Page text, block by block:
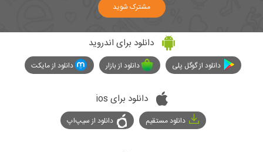
مشترک شوید
دانلود برای اندروید
دانلود از گوگل پلی دانلود از بازار دانلود از مایکت
دانلود برای ios
دانلود مستقیم دانلود از سیپ‌اپ